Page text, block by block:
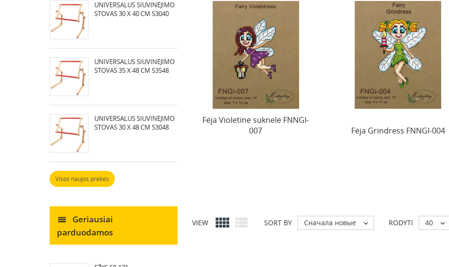
UNIVERSALUS SIUVINĖJIMO
STOVAS 30 X 40 CM S3040
UNIVERSALUS SIUVINĖJIMO
STOVAS 35 X 48 CM S3548
UNIVERSALUS SIUVINĖJIMO
STOVAS 30 X 48 CM S3048
Visos naujos prekės
Geriausiai
parduodamos
Fėja Violetinė suknelė FNNGI-
007
Fėja Grindress FNNGI-004
VIEW   SORT BY Сначала новые  RODYTI 40 